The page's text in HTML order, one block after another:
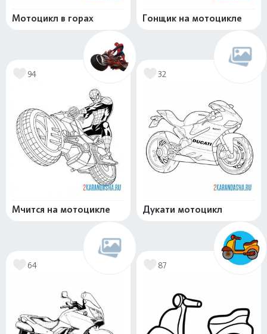
Мотоцикл в горах Гонщик на мотоцикле
94
Мчится на мотоцикле
32
Дукати мотоцикл
64 87